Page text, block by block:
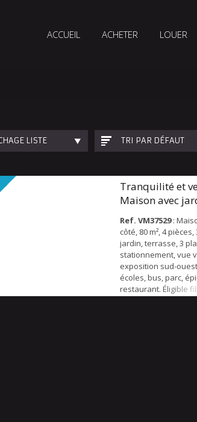
ACCUEIL ACHETER LOUER
LISTE TRI PAR DÉFAUT
Tranquilité et
Maison avec
lotis...
Ref. VM37529:
côté, 80 m², 4
jardin, terrasse, 3
stationnement, vue
exposition sud-
écoles, bus, parc,
restaurant. Éligible